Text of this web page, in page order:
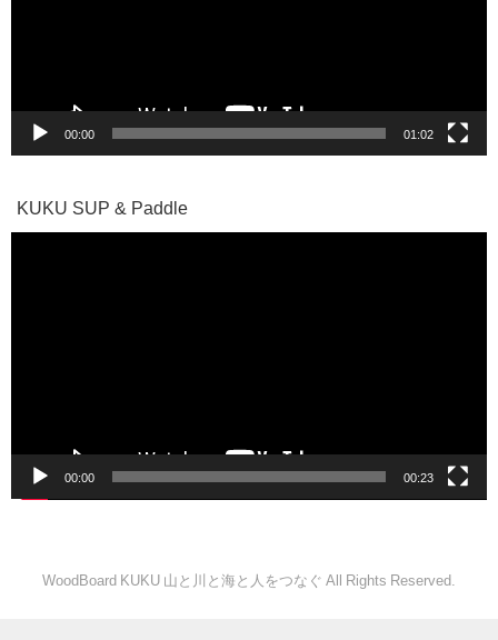
00:00 01:02
KUKU SUP & Paddle
00:00 00:23
WoodBoard KUKU 山と川と海と人をつなぐ All Rights Reserved.